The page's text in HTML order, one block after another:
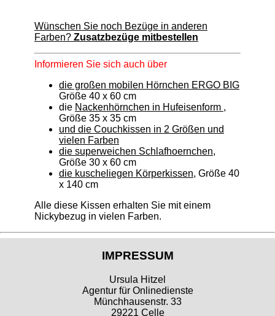
Wünschen Sie noch Bezüge in anderen
Farben? Zusatzbezüge mitbestellen
Informieren Sie sich auch über
die großen mobilen Hörnchen ERGO BIG
Größe 40 x 60 cm
die Nackenhörnchen in Hufeisenform ,
Größe 35 x 35 cm
und die Couchkissen in 2 Größen und
vielen Farben
die superweichen Schlafhoernchen,
Größe 30 x 60 cm
die kuscheliegen Körperkissen, Größe 40
x 140 cm
Alle diese Kissen erhalten Sie mit einem
Nickybezug in vielen Farben.
IMPRESSUM
Ursula Hitzel
Agentur für Onlinedienste
Münchhausenstr. 33
29221 Celle